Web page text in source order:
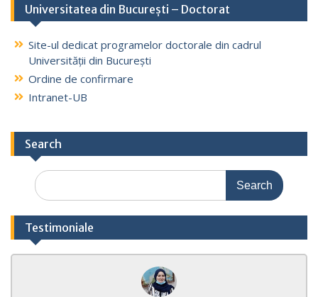
Universitatea din București – Doctorat
Site-ul dedicat programelor doctorale din cadrul
Universității din București
Ordine de confirmare
Intranet-UB
Search
Search
for:
Testimoniale